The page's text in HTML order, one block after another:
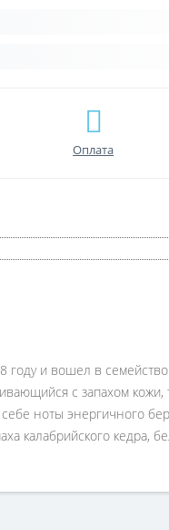
Оплата
и вошел в
с запахом кожи,
ноты энергичного
калабрийского кедра,